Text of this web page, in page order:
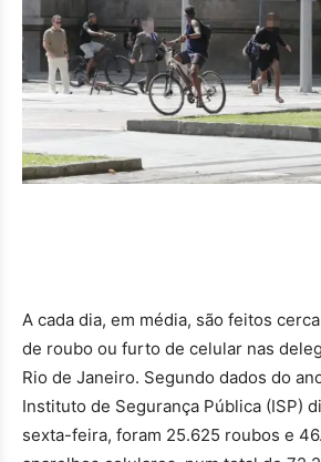
A cada dia, em média, são feitos
de roubo ou furto de celular nas
Rio de Janeiro. Segundo dados do
Instituto de Segurança Pública (ISP)
sexta-feira, foram 25.625 roubos e